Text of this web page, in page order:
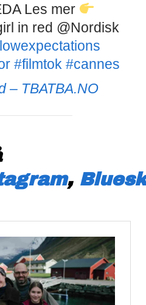
Les mer
in red @Nordisk
#filmtok #cannes
– TBATBA.NO
,